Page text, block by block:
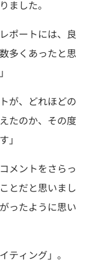
ました。
ポートには、良
多くあったと思
が、どれほどの
たのか、その度
」
メントをさらっ
とだと思いまし
ったように思い
ティング」。